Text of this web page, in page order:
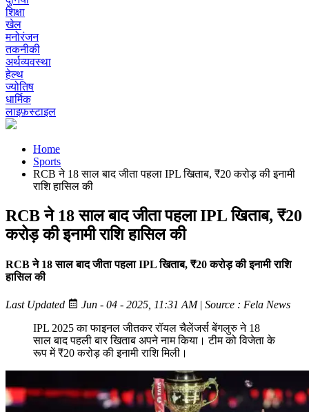
शिक्षा
खेल
मनोरंजन
तकनीकी
अर्थव्यवस्था
हेल्थ
ज्योतिष
धार्मिक
लाइफ़स्टाइल
Home
Sports
RCB ने 18 साल बाद जीता पहला IPL खिताब, ₹20 करोड़ की इनामी
राशि हासिल की
RCB ने 18 साल बाद जीता पहला IPL खिताब, ₹20
करोड़ की इनामी राशि हासिल की
RCB ने 18 साल बाद जीता पहला IPL खिताब, ₹20 करोड़ की इनामी राशि
हासिल की
Last Updated Jun - 04 - 2025, 11:31 AM| Source : Fela News
IPL 2025 का फाइनल जीतकर रॉयल चैलेंजर्स बेंगलुरु ने 18
साल बाद पहली बार खिताब अपने नाम किया। टीम को विजेता के
रूप में ₹20 करोड़ की इनामी राशि मिली।